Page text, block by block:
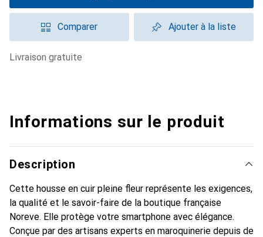
Comparer Ajouter à la liste
livraison gratuite
Informations sur le produit
Description
Cette housse en cuir pleine fleur représente les exigences,
la qualité et le savoir-faire de la boutique française
Noreve. Elle protège votre smartphone avec élégance.
Conçue par des artisans experts en maroquinerie depuis de